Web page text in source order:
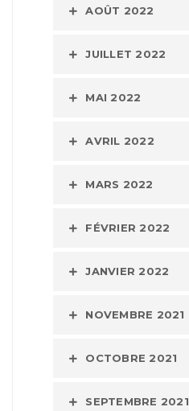
AOÛT 2022
JUILLET 2022
MAI 2022
AVRIL 2022
MARS 2022
FÉVRIER 2022
JANVIER 2022
NOVEMBRE 2021
OCTOBRE 2021
SEPTEMBRE 2021